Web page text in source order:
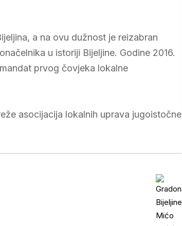
a na ovu dužnost je reizabran
u istoriji Bijeljine. Godine 2016.
prvog čovjeka lokalne
asocijacija lokalnih uprava jugoistočne